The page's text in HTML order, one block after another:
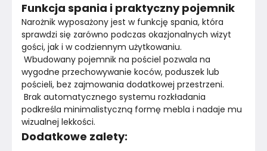
Funkcja spania i praktyczny pojemnik
Narożnik wyposażony jest w funkcję spania, która
sprawdzi się zarówno podczas okazjonalnych wizyt
gości, jak i w codziennym użytkowaniu.
Wbudowany pojemnik na pościel pozwala na
wygodne przechowywanie koców, poduszek lub
pościeli, bez zajmowania dodatkowej przestrzeni.
Brak automatycznego systemu rozkładania
podkreśla minimalistyczną formę mebla i nadaje mu
wizualnej lekkości.
Dodatkowe zalety: